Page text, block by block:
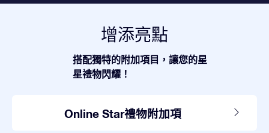
增添亮點
搭配獨特的附加項目，讓您的星
星禮物閃耀！
Online Star禮物附加項